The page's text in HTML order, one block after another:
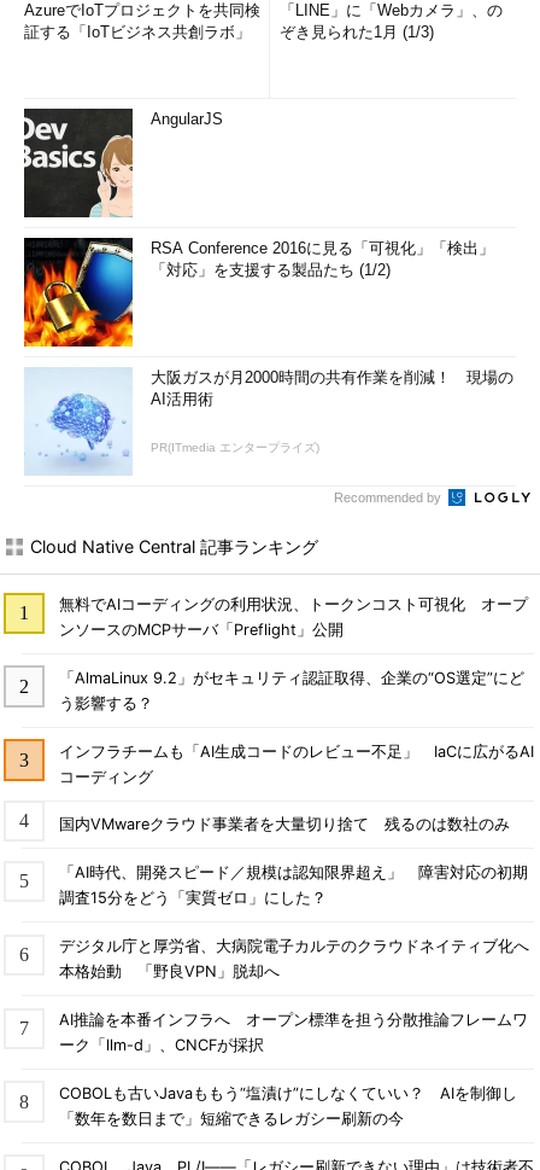
AzureでIoTプロジェクトを共同検
証する「IoTビジネス共創ラボ」
「LINE」に「Webカメラ」、の
ぞき見られた1月 (1/3)
AngularJS
RSA Conference 2016に見る「可視化」「検出」
「対応」を支援する製品たち (1/2)
大阪ガスが月2000時間の共有作業を削減！ 現場の
AI活用術
PR(ITmedia エンタープライズ)
Recommended by
Cloud Native Central 記事ランキング
無料でAIコーディングの利用状況、トークンコスト可視化 オープ
ンソースのMCPサーバ「Preflight」公開
「AlmaLinux 9.2」がセキュリティ認証取得、企業の“OS選定”にど
う影響する？
インフラチームも「AI生成コードのレビュー不足」 IaCに広がるAI
コーディング
国内VMwareクラウド事業者を大量切り捨て 残るのは数社のみ
「AI時代、開発スピード／規模は認知限界超え」 障害対応の初期
調査15分をどう「実質ゼロ」にした？
デジタル庁と厚労省、大病院電子カルテのクラウドネイティブ化へ
本格始動 「野良VPN」脱却へ
AI推論を本番インフラへ オープン標準を担う分散推論フレームワ
ーク「llm-d」、CNCFが採択
COBOLも古いJavaももう“塩漬け”にしなくていい？ AIを制御し
「数年を数日まで」短縮できるレガシー刷新の今